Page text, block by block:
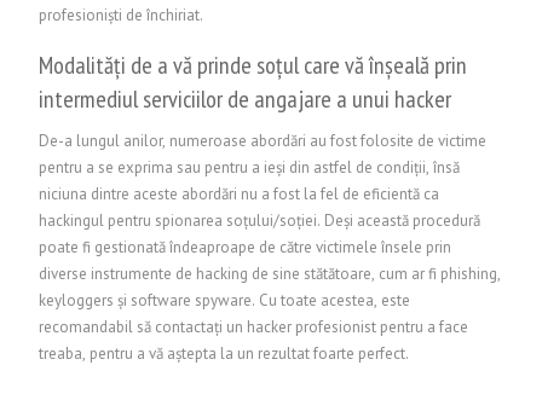
profesioniști de închiriat.
Modalități de a vă prinde soțul care vă înșeală prin
intermediul serviciilor de angajare a unui hacker
De-a lungul anilor, numeroase abordări au fost folosite de victime
pentru a se exprima sau pentru a ieși din astfel de condiții, însă
niciuna dintre aceste abordări nu a fost la fel de eficientă ca
hackingul pentru spionarea soțului/soției. Deși această procedură
poate fi gestionată îndeaproape de către victimele însele prin
diverse instrumente de hacking de sine stătătoare, cum ar fi phishing,
keyloggers și software spyware. Cu toate acestea, este
recomandabil să contactați un hacker profesionist pentru a face
treaba, pentru a vă aștepta la un rezultat foarte perfect.